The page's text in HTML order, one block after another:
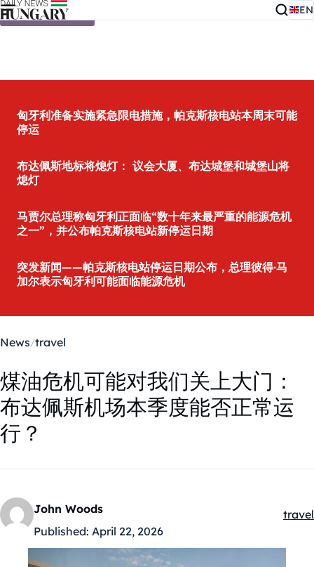
Skip to content EN
匈牙利准备实施紧急限电措施，帕克斯核电站本周末可能
停运
布达佩斯地标将熄灯： 议会大厦、布达城堡和城堡山将
熄灯
马贾尔总理称匈牙利正面临“数十年来最严重的能源危机
之一”，并公布帕克斯核电站新停运日期
突发新闻——帕克斯核电站停运日期公布，总理彼得·马
加尔表示匈牙利可能面临能源危机
News travel
煤油危机可能对我们关上大门：
布达佩斯机场本季度能否正常运
行？
John Woods
Published: April 22, 2026
travel